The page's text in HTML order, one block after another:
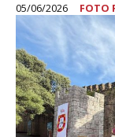
05/06/2026 FOTO